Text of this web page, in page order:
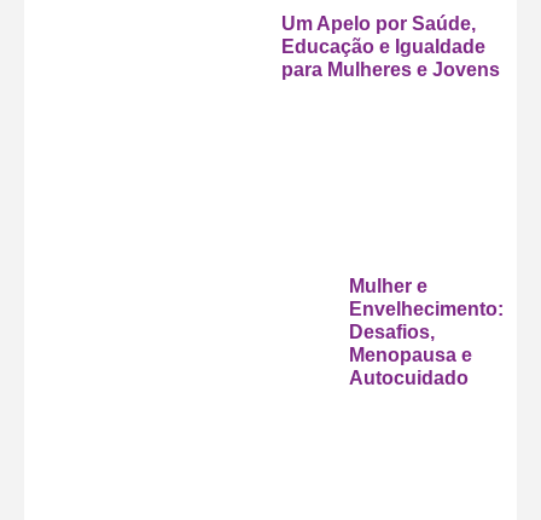
Um Apelo por Saúde,
Educação e Igualdade
para Mulheres e Jovens
Mulher e
Envelhecimento:
Desafios,
Menopausa e
Autocuidado